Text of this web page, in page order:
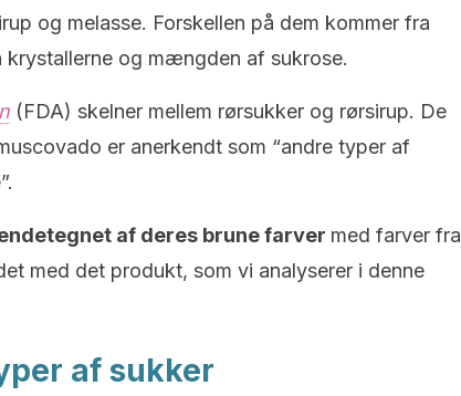
og melasse. Forskellen på dem kommer fra
og mængden af sukrose.
(FDA) skelner mellem rørsukker og rørsirup. De
er anerkendt som “andre typer af
af deres brune farver med farver fra
med det produkt, som vi analyserer i denne
af sukker